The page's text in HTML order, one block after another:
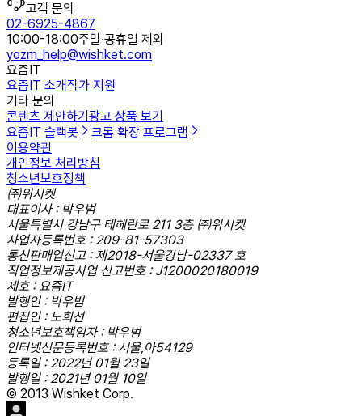
고객 문의
02-6925-4867
10:00-18:00주말·공휴일 제외
yozm_help@wishket.com
요즘IT
요즘IT 소개작가 지원
기타 문의
콘텐츠 제안하기 광고 상품 보기
요즘IT 슬랙봇
크롬 확장 프로그램
이용약관
개인정보 처리방침
청소년보호정책
㈜위시켓
대표이사 : 박우범
서울특별시 강남구 테헤란로 211 3층 ㈜위시켓
사업자등록번호 : 209-81-57303
통신판매업신고 : 제2018-서울강남-02337 호
직업정보제공사업 신고번호 : J1200020180019
제호 : 요즘IT
발행인 : 박우범
편집인 : 노희선
청소년보호책임자 : 박우범
인터넷신문등록번호 : 서울,아54129
등록일 : 2022년 01월 23일
발행일 : 2021년 01월 10일
© 2013 Wishket Corp.